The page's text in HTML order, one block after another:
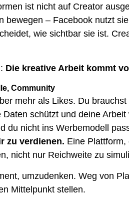
ist nicht auf Creator
bewegen – Facebook nutzt
wie sichtbar sie ist.
Die kreative Arbeit kommt
Community
mehr als Likes. Du
schützt und deine
du nicht ins Werbemodell
zu verdienen. Eine
nicht nur Reichweite zu
umzudenken. Weg von
Mittelpunkt stellen.